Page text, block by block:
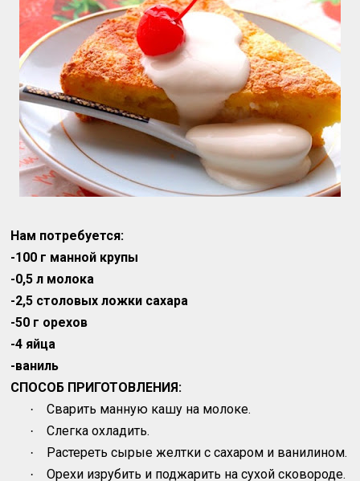
Нам потребуется:
-100 г манной крупы
-0,5 л молока
-2,5 столовых ложки сахара
-50 г орехов
-4 яйца
-ваниль
СПОСОБ ПРИГОТОВЛЕНИЯ:
· Сварить манную кашу на молоке.
· Слегка охладить.
· Растереть сырые желтки с сахаром и ванилином.
· Орехи изрубить и поджарить на сухой сковороде.